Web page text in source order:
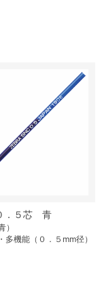
．５芯 青
）
多機能（０．５mm径）